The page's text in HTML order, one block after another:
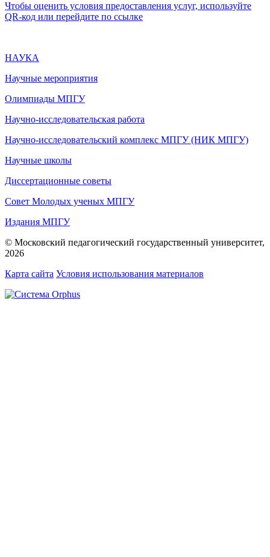
Чтобы оценить условия предоставления услуг, используйте
QR-код или перейдите по ссылке
НАУКА
Научные мероприятия
Олимпиады МПГУ
Научно-исследовательская работа
Научно-исследовательский комплекс МПГУ (НИК МПГУ)
Научные школы
Диссертационные советы
Совет Молодых ученых МПГУ
Издания МПГУ
© Московский педагогический государственный университет,
2026
Карта сайта Условия использования материалов